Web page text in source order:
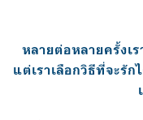
หลายต่อหลายครั้งเ
แต่เราเลือกวิธีที่จะรัก